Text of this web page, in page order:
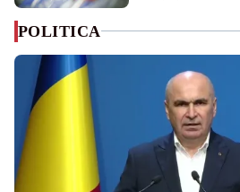
POLITICA